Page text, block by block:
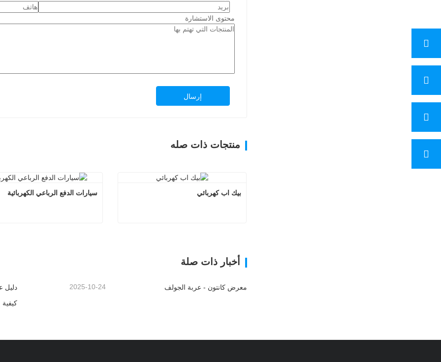
محتوى الاستشارة
إرسال
منتجات ذات صله
سيارات الدفع الرباعي الكهربائية بيك اب كهربائي
أخبار ذات صلة
معرض كانتون - عربة الجولف 2025-10-24